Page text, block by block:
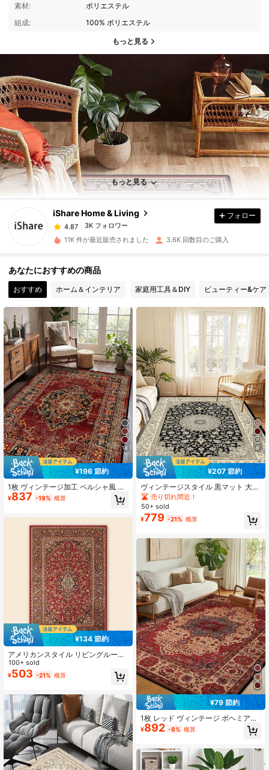
素材:
ポリエステル
組成:
100% ポリエステル
もっと見る
もっと見る
iShare Home & Living
4.87 3K フォロワー
4.87 3K フォロワー
4.87
3K フォロワー
4.87 3K フォロワー
4.87 3K フォロワー
4.87 3K フォロワー
4.87 3K フォロワー
4.87 3K フォロワー
フォロー
11K 件が最近販売されました 3.6K 回数目のご購入
あなたにおすすめの商品
おすすめ ホーム＆インテリア 家庭用工具＆DIY ビューティー&ケア
14
¥196 節約
1枚 ヴィンテージ加工 ペルシャ風 ラ
グ、レッド ボヘミアン モロッコ風
ポリエステル繊維 快適 エリアカーペ
ームデコレーション用
¥837 -19% 概算
¥134 節約
アメリカンスタイル リビングルーム
&ベッドルーム用ラグ、ベッドスプレ
ッド、フロアマット、玄関マット、
ホームデコレーション、ルームデコ
100+ sold
¥503 -21% 概算
6
¥207 節約
ヴィンテージスタイル 黒マット 大判
ソフトな ポリエステル製 お手入れ簡
単 通路やリビング、ベッドサイドな
どに適した 柔軟かつ快適な長方形の
カーペット 1枚
売り切れ間近！
50+ sold
¥779 -21% 概算
¥79 節約
1枚 レッド ヴィンテージ ボヘミアン
スタイル カーペット、ポリエステル
繊維 洗濯機洗い可能 抜け毛しにくい
ラグ、リビング ソファ、寝室、オフ
ィスデスク、ダイニング キッチン、
¥892 -8% 概算